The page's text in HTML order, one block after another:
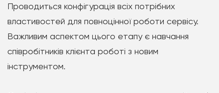
Проводиться конфігурація всіх потрібних
властивостей для повноцінної роботи сервісу.
Важливим аспектом цього етапу є навчання
співробітників клієнта роботі з новим
інструментом.